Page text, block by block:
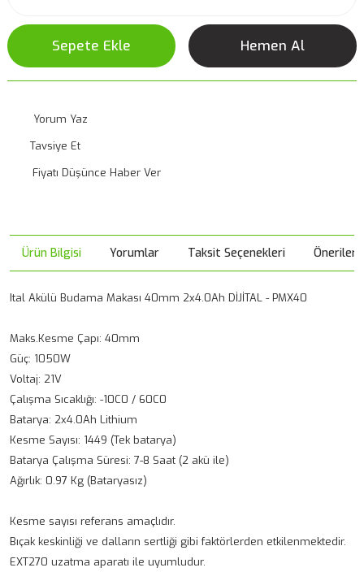
Sepete Ekle Hemen Al
Yorum Yaz
Tavsiye Et
Fiyatı Düşünce Haber Ver
Ürün Bilgisi Yorumlar Taksit Seçenekleri
Ital Akülü Budama Makası 40mm 2x4.0Ah DİJİTAL - PMX40
Maks.Kesme Çapı: 40mm
Güç: 1050W
Voltaj: 21V
Çalışma Sıcaklığı: -10C0 / 60C0
Batarya: 2x4.0Ah Lithium
Kesme Sayısı: 1449 (Tek batarya)
Batarya Çalışma Süresi: 7-8 Saat (2 akü ile)
Ağırlık: 0.97 Kg (Bataryasız)
Kesme sayısı referans amaçlıdır.
Bıçak keskinliği ve dalların sertliği gibi faktörlerden etkilenmektedir.
EXT270 uzatma aparatı ile uyumludur.